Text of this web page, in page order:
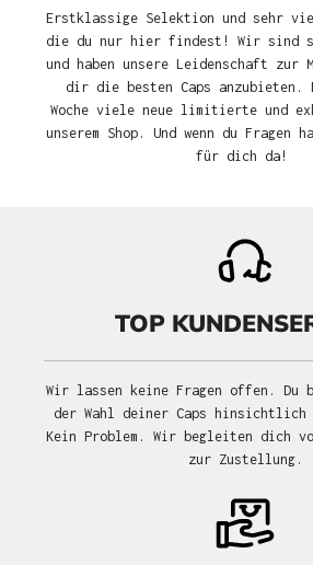
Erstklassige Selektion und sehr
die du nur hier findest! Wir sind
und haben unsere Leidenschaft zur
dir die besten Caps anzubieten.
Woche viele neue limitierte und
unserem Shop. Und wenn du Fragen
für dich da!
TOP
Wir lassen keine Fragen offen. Du
der Wahl deiner Caps hinsichtlich
Kein Problem. Wir begleiten dich
zur Zustellung.